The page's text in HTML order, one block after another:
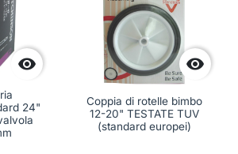

24"

Coppia di rotelle bimbo
12-20" TESTATE TUV
(standard europei)